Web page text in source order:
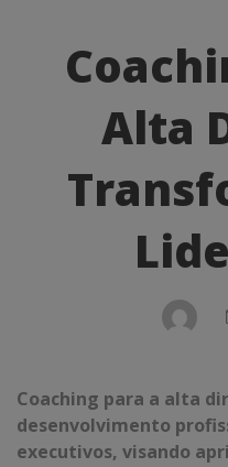
Coaching
para
Alta
Direção:
Transforme
Alta
Coaching para a alta
desenvolvimento
executivos, visando